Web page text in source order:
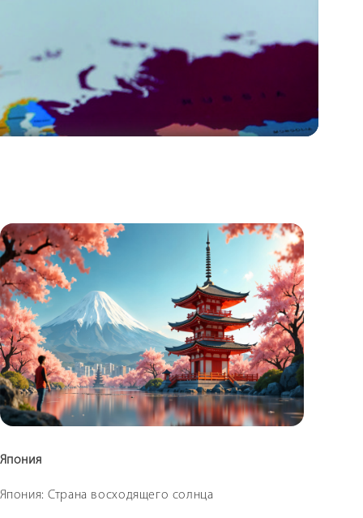
Япония
Япония: Страна восходящего солнца